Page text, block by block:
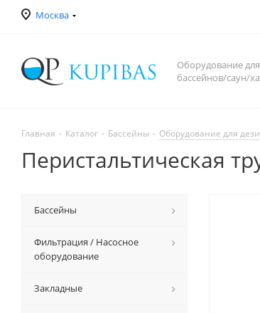
Москва
Оборудование для
бассейнов/саун/
Главная - Каталог - Бассейны - Оборудование для
Перистальтическая
Бассейны
Фильтрация / Насосное
оборудование
Закладные